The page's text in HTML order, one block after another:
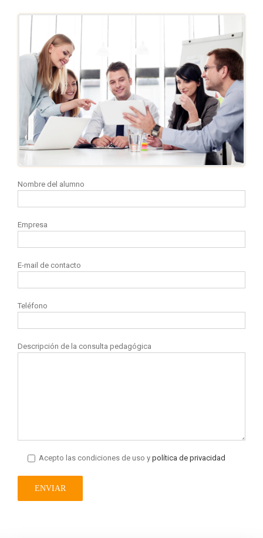
Nombre del alumno
Empresa
E-mail de contacto
Teléfono
Descripción de la consulta pedagógica
Acepto las condiciones de uso y política de privacidad